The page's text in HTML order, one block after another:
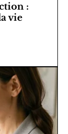
:
vie